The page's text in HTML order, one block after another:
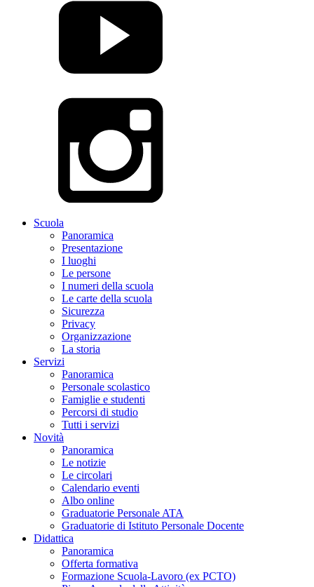
Scuola
Panoramica
Presentazione
I luoghi
Le persone
I numeri della scuola
Le carte della scuola
Sicurezza
Privacy
Organizzazione
La storia
Servizi
Panoramica
Personale scolastico
Famiglie e studenti
Percorsi di studio
Tutti i servizi
Novità
Panoramica
Le notizie
Le circolari
Calendario eventi
Albo online
Graduatorie Personale ATA
Graduatorie di Istituto Personale Docente
Didattica
Panoramica
Offerta formativa
Formazione Scuola-Lavoro (ex PCTO)